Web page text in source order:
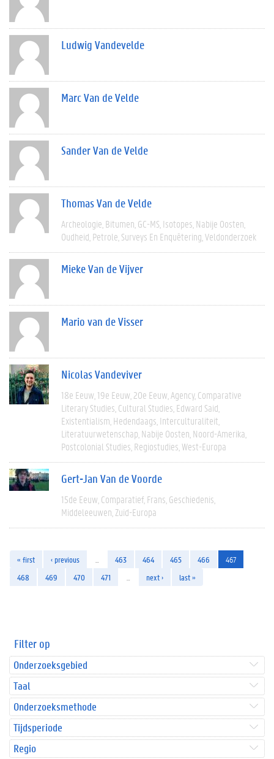
Ludwig Vandevelde
Marc Van de Velde
Sander Van de Velde
Thomas Van de Velde
Archeologie Bitumen GC-MS Isotopes Nabije Oosten
Oudheid Petrole Surveys En Enquêtering Veldonderzoek
Mieke Van de Vijver
Mario van de Visser
Nicolas Vandeviver
18e Eeuw 19e Eeuw 20e Eeuw Agency Comparative
Literary Studies Cultural Studies Edward Said
Existentialism Hedendaags Interculturaliteit
Literatuurwetenschap Nabije Oosten Noord-Amerika
Postcolonial Studies Regiostudies West-Europa
Gert-Jan Van de Voorde
15de Eeuw Comparatief Frans Geschiedenis
Middeleeuwen Zuid-Europa
« first ‹ previous 463 464 465 466
467
468
469 470 471 next › last »
Filter op
Onderzoeksgebied
Taal
Onderzoeksmethode
Tijdsperiode
Regio